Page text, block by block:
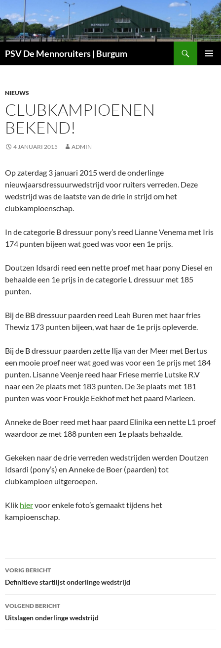
naar
de
inhoud
PSV De Mennoruiters | Burgum
NIEUWS
CLUBKAMPIOENEN
BEKEND!
4 JANUARI 2015 ADMIN
Opzaterdag 3 januari 2015 werd de onderlinge
nieuwjaarsdressuurwedstrijd voor ruiters verreden. Deze
wedstrijd was de laatste van de drie in strijd om het
clubkampioenschap.
In de categorie B dressuur pony’s reed Lianne Venema met Iris
174 punten bijeen wat goed was voor een 1e prijs.
Doutzen Idsardi reed een nette proef met haar pony Diesel en
behaalde een 1e prijs in de categorie L dressuur met 185
punten.
Bij de BB dressuur paarden reed Leah Buren met haar fries
Thewiz 173 punten bijeen, wat haar de 1e prijs opleverde.
Bij de B dressuur paarden zette Ilja van der Meer met Bertus
een mooie proef neer wat goed was voor een 1e prijs met 184
punten. Lisanne Veenje reed haar Friese merrie Lutske R.V
naar een 2e plaats met 183 punten. De 3e plaats met 181
punten was voor Froukje Eekhof met het paard Marleen.
Anneke de Boer reed met haar paard Elinika een nette L1 proef
waardoor ze met 188 punten een 1e plaats behaalde.
Gekeken naar de drie verreden wedstrijden werden Doutzen
Idsardi (pony’s) en Anneke de Boer (paarden) tot
clubkampioen uitgeroepen.
Klik hiervoor enkele foto’s gemaakt tijdens het
kampioenschap.
Bericht
navigatie
VORIG BERICHT
Definitieve startlijst onderlinge wedstrijd
VOLGEND BERICHT
Uitslagen onderlinge wedstrijd